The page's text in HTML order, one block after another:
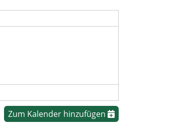
Zum Kalender hinzufügen